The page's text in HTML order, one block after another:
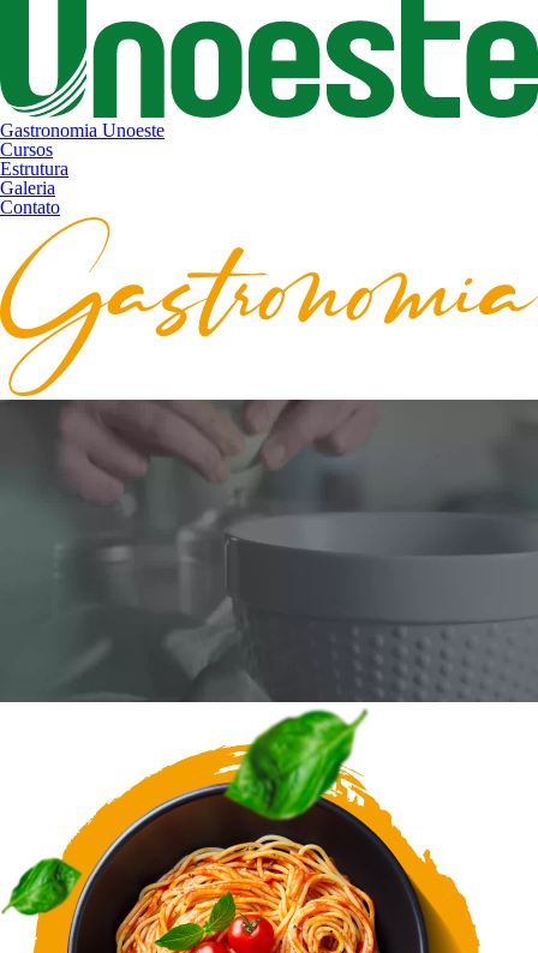
Gastronomia Unoeste
Cursos
Estrutura
Galeria
Contato